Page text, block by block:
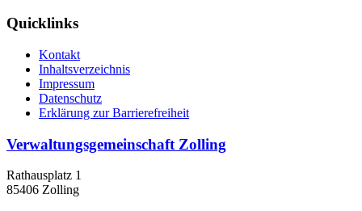
Quicklinks
Kontakt
Inhaltsverzeichnis
Impressum
Datenschutz
Erklärung zur Barrierefreiheit
Verwaltungsgemeinschaft Zolling
Rathausplatz 1
85406 Zolling